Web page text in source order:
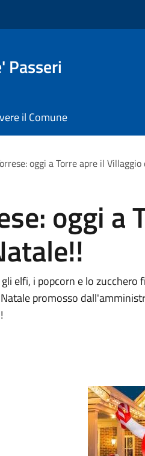
Passeri
il Comune
oggi a Torre apre il
oggi a
elfi, i popcorn e lo zucchero
promosso